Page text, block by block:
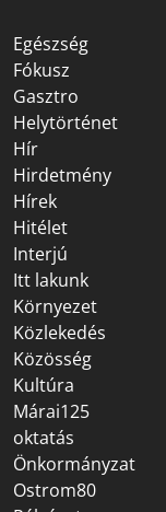
Egészség
Fókusz
Gasztro
Helytörténet
Hír
Hirdetmény
Hírek
Hitélet
Interjú
Itt lakunk
Környezet
Közlekedés
Közösség
Kultúra
Márai125
oktatás
Önkormányzat
Ostrom80